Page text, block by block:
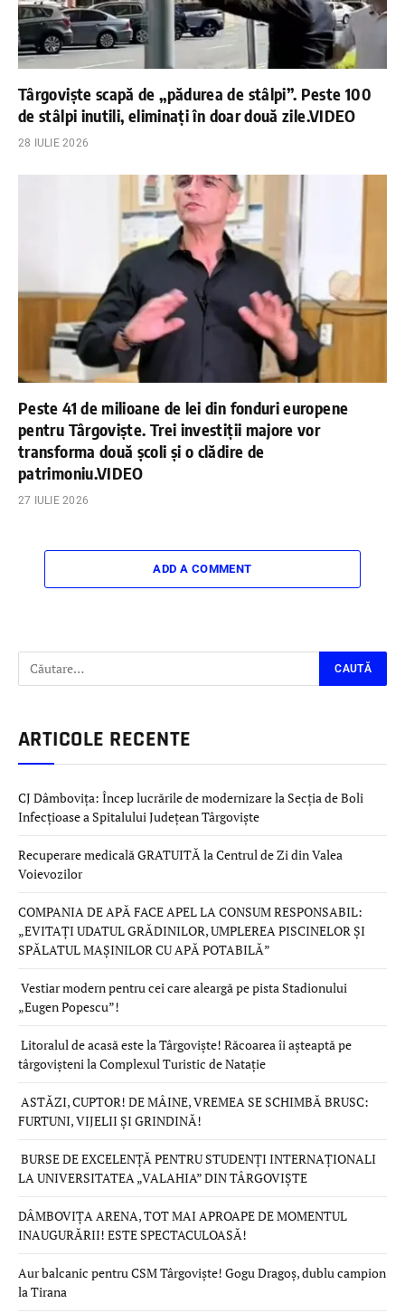
Târgoviște scapă de „pădurea de stâlpi”. Peste 100
de stâlpi inutili, eliminați în doar două zile.VIDEO
28 IULIE 2026
Peste 41 de milioane de lei din fonduri europene
pentru Târgoviște. Trei investiții majore vor
transforma două școli și o clădire de
patrimoniu.VIDEO
27 IULIE 2026
ADD A COMMENT
ARTICOLE RECENTE
CJ Dâmbovița: Încep lucrările de modernizare la Secția de Boli
Infecțioase a Spitalului Județean Târgoviște
Recuperare medicală GRATUITĂ la Centrul de Zi din Valea
Voievozilor
COMPANIA DE APĂ FACE APEL LA CONSUM RESPONSABIL:
„EVITAȚI UDATUL GRĂDINILOR, UMPLEREA PISCINELOR ȘI
SPĂLATUL MAȘINILOR CU APĂ POTABILĂ”
Vestiar modern pentru cei care aleargă pe pista Stadionului
„Eugen Popescu”!
Litoralul de acasă este la Târgoviște! Răcoarea îi așteaptă pe
târgovișteni la Complexul Turistic de Natație
ASTĂZI, CUPTOR! DE MÂINE, VREMEA SE SCHIMBĂ BRUSC:
FURTUNI, VIJELII ȘI GRINDINĂ!
BURSE DE EXCELENȚĂ PENTRU STUDENȚI INTERNAȚIONALI
LA UNIVERSITATEA „VALAHIA” DIN TÂRGOVIȘTE
DÂMBOVIȚA ARENA, TOT MAI APROAPE DE MOMENTUL
INAUGURĂRII! ESTE SPECTACULOASĂ!
Aur balcanic pentru CSM Târgoviște! Gogu Dragoș, dublu campion
la Tirana